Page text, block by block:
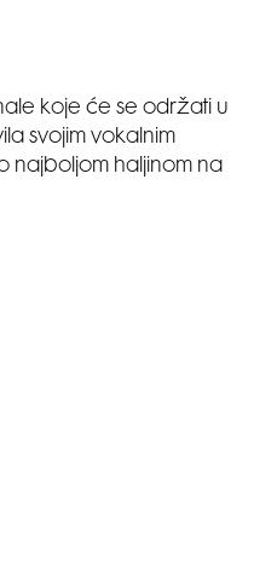
koje će se održati u
svojim vokalnim
najboljom haljinom na